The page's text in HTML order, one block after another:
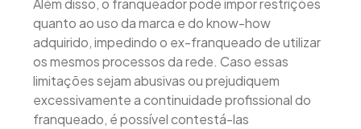
Além disso, o franqueador pode impor restrições
quanto ao uso da marca e do know-how
adquirido, impedindo o ex-franqueado de utilizar
os mesmos processos da rede. Caso essas
limitações sejam abusivas ou prejudiquem
excessivamente a continuidade profissional do
franqueado, é possível contestá-las